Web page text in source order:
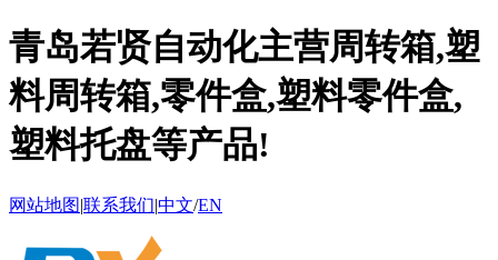
青岛若贤自动化主营周转箱,塑
料周转箱,零件盒,塑料零件盒,
塑料托盘等产品!
网站地图|联系我们|中文/EN